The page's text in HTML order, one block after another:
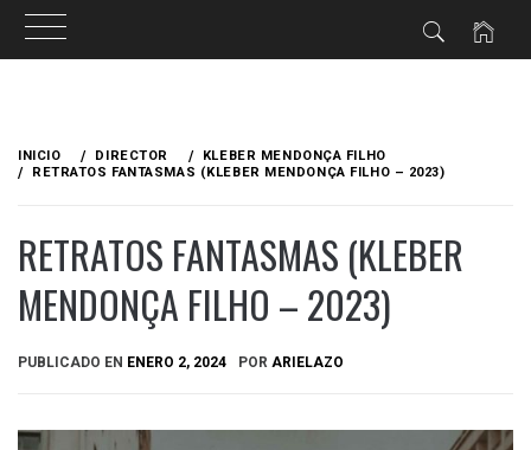
contenido
INICIO DIRECTOR
KLEBER MENDONÇA FILHO
RETRATOS FANTASMAS (KLEBER MENDONÇA FILHO – 2023)
RETRATOS FANTASMAS (KLEBER
MENDONÇA FILHO – 2023)
PUBLICADO EN ENERO 2, 2024 POR ARIELAZO